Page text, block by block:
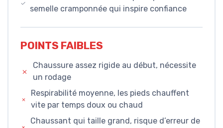
semelle cramponnée qui inspire confiance
POINTS FAIBLES
Chaussure assez rigide au début, nécessite
un rodage
Respirabilité moyenne, les pieds chauffent
vite par temps doux ou chaud
Chaussant qui taille grand, risque d’erreur de